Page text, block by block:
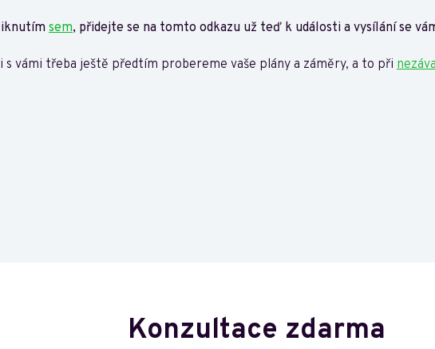
sem, přidejte se na tomto odkazu už teď k události a vysílání se
s vámi třeba ještě předtím probereme vaše plány a záměry, a to při
Konzultace zdarma